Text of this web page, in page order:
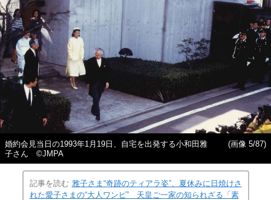
婚約会見当日の1993年1月19日、自宅を出発する小和田雅
子さん ©JMPA
(画像 5/87)
記事を読む 雅子さま“奇跡のティアラ姿”、夏休みに日焼けさ
れた愛子さまの“大人ワンピ” 天皇ご一家の知られざる「素